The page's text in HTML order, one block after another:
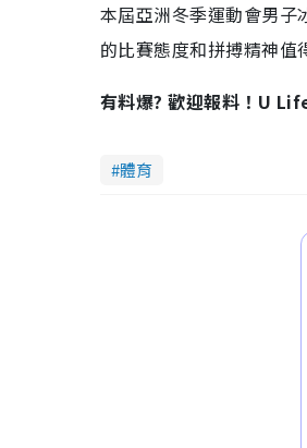
本屆亞洲冬季運動會男子
的比賽態度和拼搏精神值
有料爆? 歡迎報料！U
體育